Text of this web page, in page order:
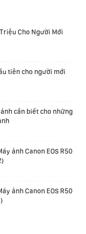
đẹp, đẳng cấp mà
là chiếc
Cho Người Mới
tiên cho người mới
cần biết cho những
ảnh Canon EOS R50
ảnh Canon EOS R50